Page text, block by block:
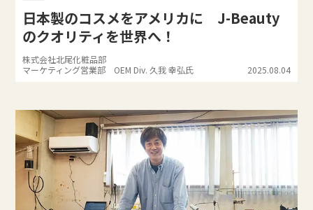
日本製のコスメをアメリカに J-Beauty
のクオリティを世界へ！
株式会社北尾化粧品部
マーケティング営業部 OEM Div. 久我 幸弘氏
2025.08.04